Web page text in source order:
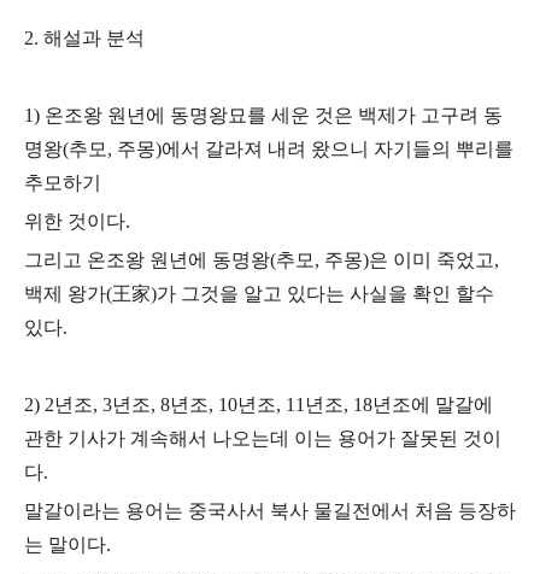
2. 해설과 분석
1) 온조왕 원년에 동명왕묘를 세운 것은 백제가 고구려 동
명왕(추모, 주몽)에서 갈라져 내려 왔으니 자기들의 뿌리를
추모하기
위한 것이다.
그리고 온조왕 원년에 동명왕(추모, 주몽)은 이미 죽었고,
백제 왕가(王家)가 그것을 알고 있다는 사실을 확인 할수
있다.
2) 2년조, 3년조, 8년조, 10년조, 11년조, 18년조에 말갈에
관한 기사가 계속해서 나오는데 이는 용어가 잘못된 것이
다.
말갈이라는 용어는 중국사서 북사 물길전에서 처음 등장하
는 말이다.